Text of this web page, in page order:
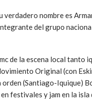
nombre es
del grupo
de la escena local tanto
Original (con
(Santiago-Iquique)
festivales y jam en la isla